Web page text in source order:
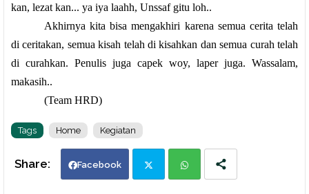
kan, lezat kan... ya iya laahh, Unssaf gitu loh..
Akhirnya kita bisa mengakhiri karena semua cerita telah
di ceritakan, semua kisah telah di kisahkan dan semua curah telah
di curahkan. Penulis juga capek woy, laper juga. Wassalam,
makasih..
(Team HRD)
Tags Home Kegiatan
Facebook